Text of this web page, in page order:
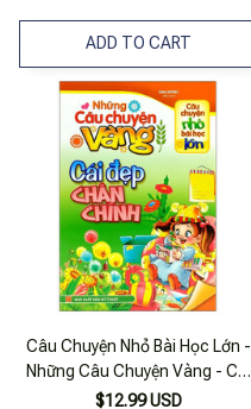
ADD TO CART
Câu Chuyện Nhỏ Bài Học Lớn -
Những Câu Chuyện Vàng - Cái
Đẹp Chân Chính
$12.99 USD